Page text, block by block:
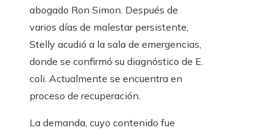
abogado Ron Simon. Después de
varios días de malestar persistente,
Stelly acudió a la sala de emergencias,
donde se confirmó su diagnóstico de E.
coli. Actualmente se encuentra en
proceso de recuperación.
La demanda, cuyo contenido fue